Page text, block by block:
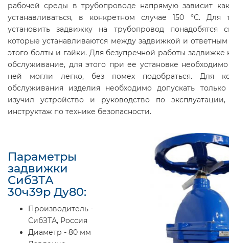
рабочей среды в трубопроводе напрямую зависит
устанавливаться, в конкретном случае 150 °С. Для
установить задвижку на трубопровод понадобятся
которые устанавливаются между задвижкой и
этого болты и гайки. Для безупречной работы задвижке
обслуживание, для этого при ее установке
ней могли легко, без помех подобраться. Для
обслуживания изделия необходимо допускать
изучил устройство и руководство по
инструктаж по технике безопасности.
Параметры
задвижки
СибЗТА
30ч39р Ду80:
Производитель -
СибЗТА, Россия
Диаметр - 80 мм